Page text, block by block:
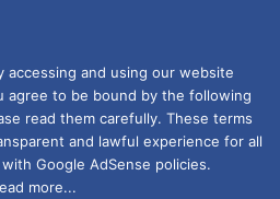
accessing and using our website
agree to be bound by the following
read them carefully. These terms
and lawful experience for all
Google AdSense policies.
more...